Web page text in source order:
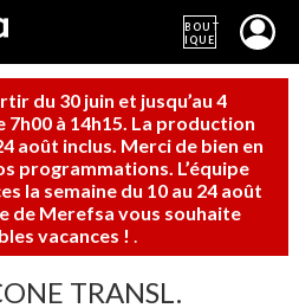
BOUT
IQUE
du 30 juin et jusqu’au 4
à 14h15. La production
août inclus. Merci de bien en
programmations. L’équipe
la semaine du 10 au 24 août
de Merefsa vous souhaite
vacances !
TRANSL.